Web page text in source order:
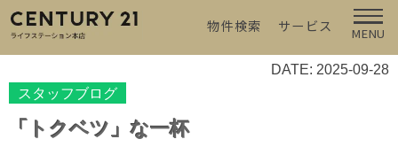
物件検索 サービス MENU
DATE: 2025-09-28
スタッフブログ
「トクベツ」な一杯